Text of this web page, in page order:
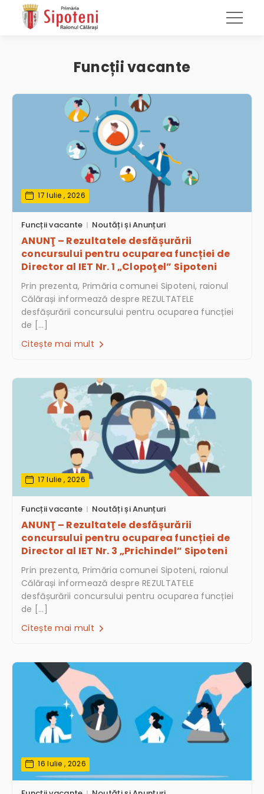
Funcții vacante
17 Iulie , 2026
Funcții vacante Noutăți și Anunțuri
ANUNŢ – Rezultatele desfășurării
concursului pentru ocuparea funcției de
Director al IET Nr. 1 „Clopoţel” Sipoteni
Prin prezenta, Primăria comunei Sipoteni, raionul
Călărași informează despre REZULTATELE
desfășurării concursului pentru ocuparea funcției
de […]
Citește mai mult
17 Iulie , 2026
Funcții vacante Noutăți și Anunțuri
ANUNŢ – Rezultatele desfășurării
concursului pentru ocuparea funcției de
Director al IET Nr. 3 „Prichindel” Sipoteni
Prin prezenta, Primăria comunei Sipoteni, raionul
Călărași informează despre REZULTATELE
desfășurării concursului pentru ocuparea funcției
de […]
Citește mai mult
16 Iulie , 2026